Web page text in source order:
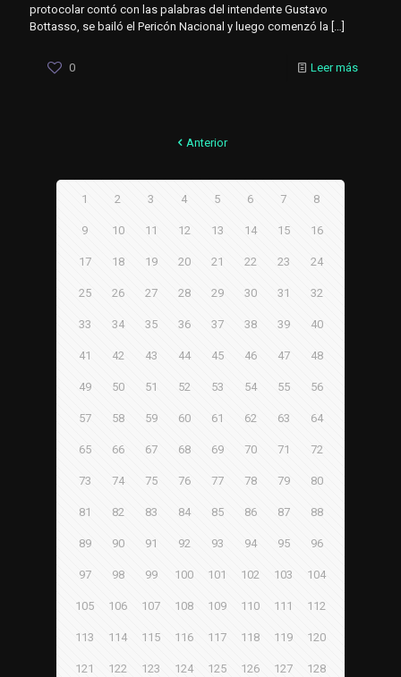
protocolar contó con las palabras del intendente Gustavo
Bottasso, se bailó el Pericón Nacional y luego comenzó la
0 Leer más
Anterior
1 2 3 4 5 6 7 8
9 10 11 12 13 14 15 16
17 18 19 20 21 22 23 24
25 26 27 28 29 30 31 32
33 34 35 36 37 38 39 40
41 42 43 44 45 46 47 48
49 50 51 52 53 54 55 56
57 58 59 60 61 62 63 64
65 66 67 68 69 70 71 72
73 74 75 76 77 78 79 80
81 82 83 84 85 86 87 88
89 90 91 92 93 94 95 96
97 98 99 100 101 102 103 104
105 106 107 108 109 110 111 112
113 114 115 116 117 118 119 120
121 122 123 124 125 126 127 128